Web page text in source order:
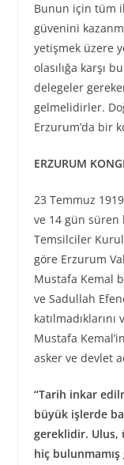
Bunun için tüm
güvenini
yetişmek üzere
olasılığa karşı
delegeler
gelmelidirler.
Erzurum’da bir
ERZURUM
23 Temmuz
ve 14 gün süren
Temsilciler
göre Erzurum
Mustafa Kemal
ve Sadullah
Mustafa
asker ve devlet
“Tarih inkar
büyük işlerde
gereklidir. Ulus,
hiç